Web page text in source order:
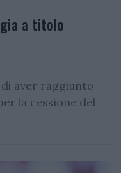
a titolo
di aver raggiunto
la cessione del